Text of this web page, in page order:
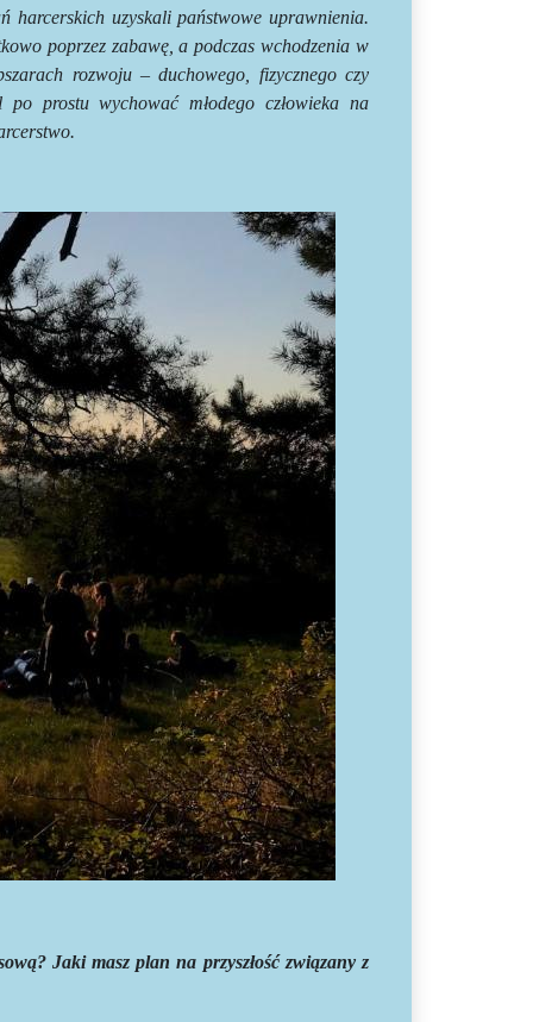
harcerskich uzyskali państwowe uprawnienia.
poprzez zabawę, a podczas wchodzenia w
rozwoju – duchowego, fizycznego czy
prostu wychować młodego człowieka na
Jaki masz plan na przyszłość związany z